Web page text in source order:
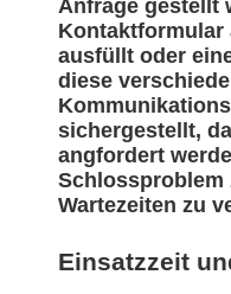
Anfrage gestellt
Kontaktformular
ausfüllt oder
diese
sichergestellt,
angfordert
Schlossproblem
Wartezeiten zu
Einsatzzeit